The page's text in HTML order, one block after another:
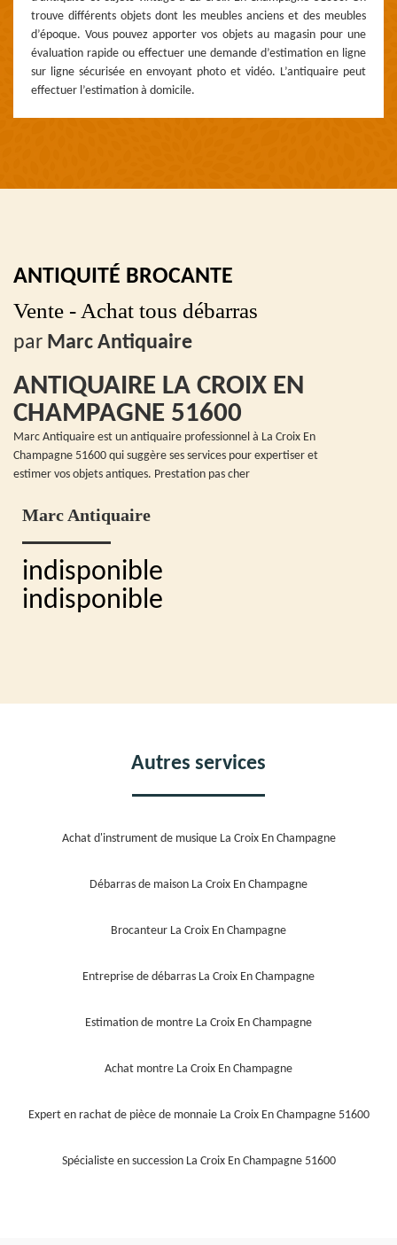
trouve différents objets dont les meubles anciens et des meubles
d’époque. Vous pouvez apporter vos objets au magasin pour une
évaluation rapide ou effectuer une demande d’estimation en ligne
sur ligne sécurisée en envoyant photo et vidéo. L’antiquaire peut
effectuer l’estimation à domicile.
ANTIQUITÉ BROCANTE
Vente - Achat tous débarras
par Marc Antiquaire
ANTIQUAIRE LA CROIX EN
CHAMPAGNE 51600
Marc Antiquaire est un antiquaire professionnel à La Croix En
Champagne 51600 qui suggère ses services pour expertiser et
estimer vos objets antiques. Prestation pas cher
Marc Antiquaire
indisponible
indisponible
Autres services
Achat d'instrument de musique La Croix En Champagne
Débarras de maison La Croix En Champagne
Brocanteur La Croix En Champagne
Entreprise de débarras La Croix En Champagne
Estimation de montre La Croix En Champagne
Achat montre La Croix En Champagne
Expert en rachat de pièce de monnaie La Croix En Champagne 51600
Spécialiste en succession La Croix En Champagne 51600